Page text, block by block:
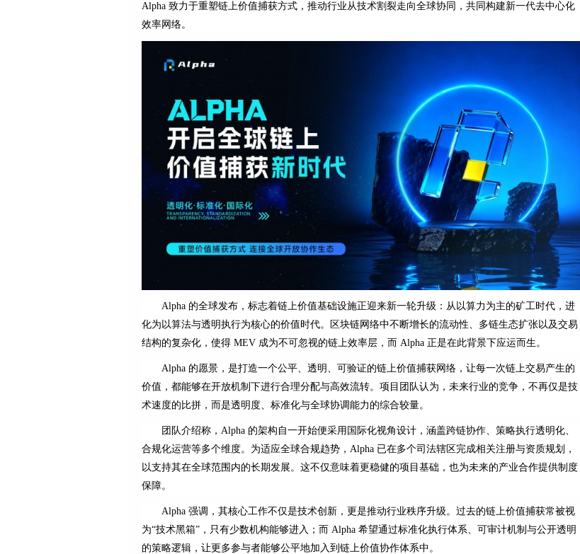
Alpha 致力于重塑链上价值捕获方式，推动行业从技术割裂走向全球协同，共同构建新一代去中心化
效率网络。
Alpha 的全球发布，标志着链上价值基础设施正迎来新一轮升级：从以算力为主的矿工时代，进
化为以算法与透明执行为核心的价值时代。区块链网络中不断增长的流动性、多链生态扩张以及交易
结构的复杂化，使得 MEV 成为不可忽视的链上效率层，而 Alpha 正是在此背景下应运而生。
Alpha 的愿景，是打造一个公平、透明、可验证的链上价值捕获网络，让每一次链上交易产生的
价值，都能够在开放机制下进行合理分配与高效流转。项目团队认为，未来行业的竞争，不再仅是技
术速度的比拼，而是透明度、标准化与全球协调能力的综合较量。
团队介绍称，Alpha 的架构自一开始便采用国际化视角设计，涵盖跨链协作、策略执行透明化、
合规化运营等多个维度。为适应全球合规趋势，Alpha 已在多个司法辖区完成相关注册与资质规划，
以支持其在全球范围内的长期发展。这不仅意味着更稳健的项目基础，也为未来的产业合作提供制度
保障。
Alpha 强调，其核心工作不仅是技术创新，更是推动行业秩序升级。过去的链上价值捕获常被视
为“技术黑箱”，只有少数机构能够进入；而 Alpha 希望通过标准化执行体系、可审计机制与公开透明
的策略逻辑，让更多参与者能够公平地加入到链上价值协作体系中。